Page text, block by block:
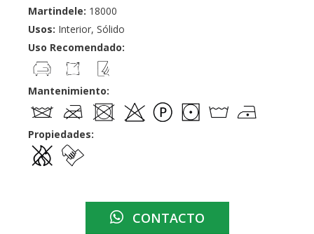
Martindele: 18000
Usos: Interior, Sólido
Uso Recomendado:
Mantenimiento:
Propiedades:
CONTACTO